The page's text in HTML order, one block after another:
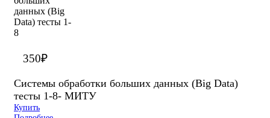
350₽
Системы обработки больших данных (Big Data)
тесты 1-8- МИТУ
Купить